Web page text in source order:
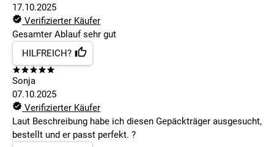
17.10.2025
Verifizierter Käufer
Gesamter Ablauf sehr gut
HILFREICH?
Sonja
07.10.2025
Verifizierter Käufer
Laut Beschreibung habe ich diesen Gepäckträger ausgesucht,
bestellt und er passt perfekt. ?